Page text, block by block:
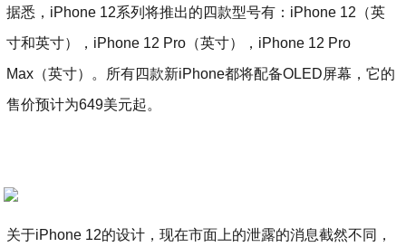
据悉，iPhone 12系列将推出的四款型号有：iPhone 12（英
寸和英寸），iPhone 12 Pro（英寸），iPhone 12 Pro
Max（英寸）。所有四款新iPhone都将配备OLED屏幕，它的
售价预计为649美元起。
关于iPhone 12的设计，现在市面上的泄露的消息截然不同，